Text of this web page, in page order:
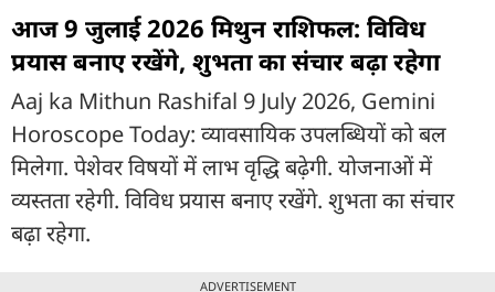
आज 9 जुलाई 2026 मिथुन राशिफल: विविध
प्रयास बनाए रखेंगे, शुभता का संचार बढ़ा रहेगा
Aaj ka Mithun Rashifal 9 July 2026, Gemini
Horoscope Today: व्यावसायिक उपलब्धियों को बल
मिलेगा. पेशेवर विषयों में लाभ वृद्धि बढे़गी. योजनाओं में
व्यस्तता रहेगी. विविध प्रयास बनाए रखेंगे. शुभता का संचार
बढ़ा रहेगा.
ADVERTISEMENT